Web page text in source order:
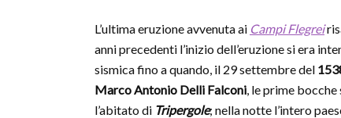
L’ultima eruzione avvenuta ai Campi Flegrei
anni precedenti l’inizio dell’eruzione si era
sismica fino a quando, il 29 settembre del
Marco Antonio Delli Falconi, le prime
l’abitato di Tripergole; nella notte l’intero